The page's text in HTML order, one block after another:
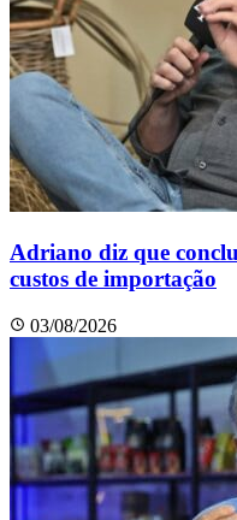
Adriano diz que
custos de importação
03/08/2026